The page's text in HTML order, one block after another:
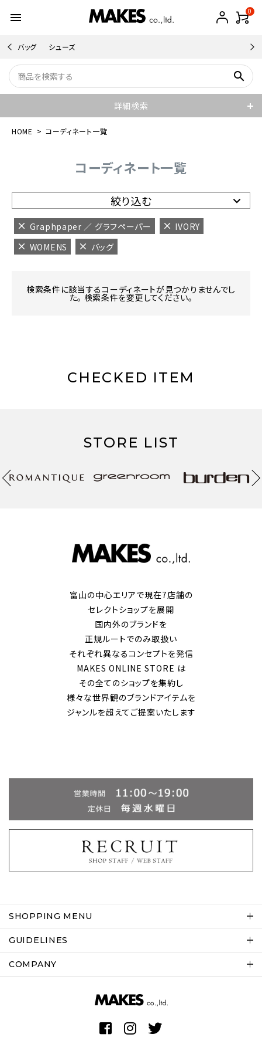
menu 0
バッグ シューズ
search
詳細検索
HOME コーディネート一覧
コーディネート一覧
絞り込む
Graphpaper ／ グラフペーパー
IVORY
WOMENS
バッグ
検索条件に該当するコーディネートが見つかりませんでし
た。 検索条件を変更してください。
CHECKED ITEM
STORE LIST
富山の中心エリアで現在7店舗の
セレクトショップを展開
国内外のブランドを
正規ルートでのみ取扱い
それぞれ異なるコンセプトを発信
MAKES ONLINE STORE は
その全てのショップを集約し
様々な世界観のブランドアイテムを
ジャンルを超えてご提案いたします
SHOPPING MENU
GUIDELINES
COMPANY